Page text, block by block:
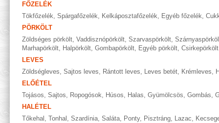
FŐZELÉK
Tökfőzelék, Spárgafőzelék, Kelkáposztafőzelék, Egyéb főzelék,
PÖRKÖLT
Zöldséges pörkölt, Vaddisznópörkölt, Szarvaspörkölt,
Marhapörkölt, Halpörkölt, Gombapörkölt, Egyéb pörkölt, Csirkepörkölt
LEVES
Zöldségleves, Sajtos leves, Rántott leves, Leves betét, Krémleves,
ELŐÉTEL
Tojásos, Sajtos, Ropogósok, Húsos, Halas, Gyümölcsös, Gombás,
HALÉTEL
Tőkehal , Tonhal , Szardínia, Saláta, Ponty, Pisztráng, Lazac,